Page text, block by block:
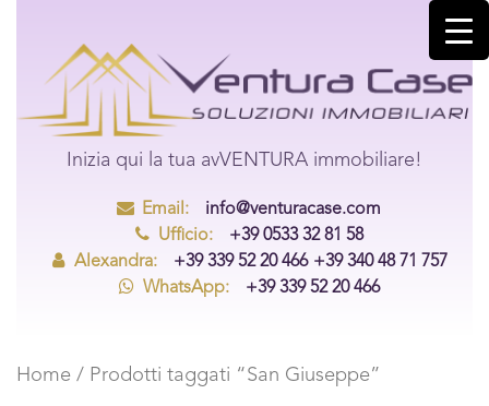
Inizia qui la tua avVENTURA immobiliare!
Email:
info@venturacase.com
Ufficio:
+39 0533 32 81 58
Alexandra:
+39 339 52 20 466 +39 340 48 71 757
WhatsApp:
+39 339 52 20 466
Home / Prodotti taggati “San Giuseppe”